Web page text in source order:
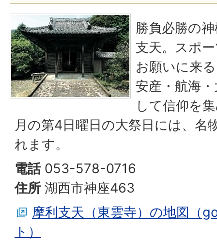
勝負必勝の
支天。スポ
お願いに来
安産・航海
して信仰を
月の第4日曜日の大祭日には、名
れます。
電話053-578-0716
住所 湖西市神座463
摩利支天（東雲寺）の地図（
ト）